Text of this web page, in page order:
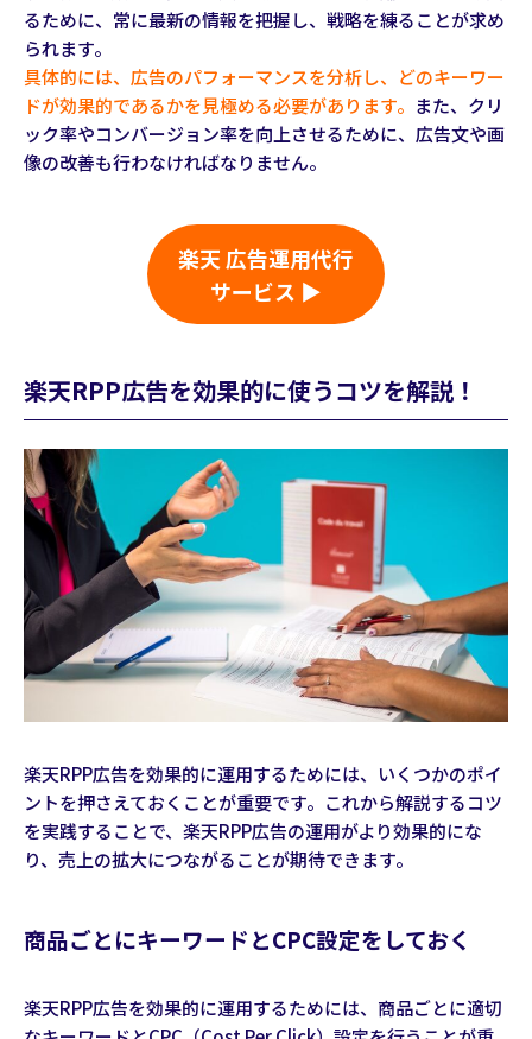
るために、常に最新の情報を把握し、戦略を練ることが求め
られます。
具体的には、広告のパフォーマンスを分析し、どのキーワー
ドが効果的であるかを見極める必要があります。 また、クリ
ック率やコンバージョン率を向上させるために、広告文や画
像の改善も行わなければなりません。
楽天 広告運用代行
サービス ▶
楽天RPP広告を効果的に使うコツを解説！
楽天RPP広告を効果的に運用するためには、いくつかのポイ
ントを押さえておくことが重要です。これから解説するコツ
を実践することで、楽天RPP広告の運用がより効果的にな
り、売上の拡大につながることが期待できます。
商品ごとにキーワードとCPC設定をしておく
楽天RPP広告を効果的に運用するためには、商品ごとに適切